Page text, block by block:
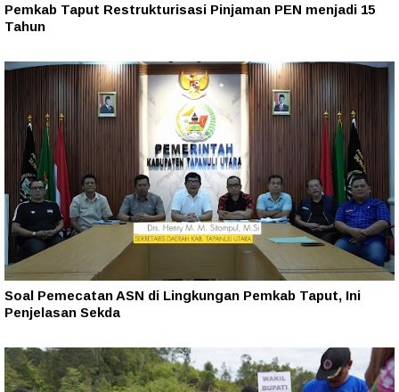
Pemkab Taput Restrukturisasi Pinjaman PEN menjadi 15
Tahun‎
Soal Pemecatan ASN di Lingkungan Pemkab Taput, Ini
Penjelasan Sekda